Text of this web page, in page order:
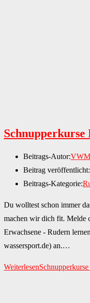
Schnupperkurse
Beitrags-Autor:VWM
Beitrag veröffentlicht:
Beitrags-Kategorie:
Du wolltest schon immer
machen wir dich fit. Melde
Erwachsene - Rudern
wassersport.de) an.…
Weiterlesen